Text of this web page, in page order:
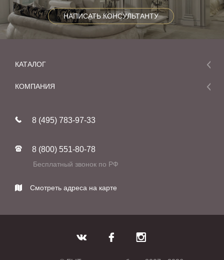
НАПИСАТЬ КОНСУЛЬТАНТУ
КАТАЛОГ
Мебель
Фабрики
КОМПАНИЯ
Реставрация
Контакты
8 (495) 783-97-33
8 (800) 551-80-78
Бесплатный звонок по РФ
Смотреть адреса на карте